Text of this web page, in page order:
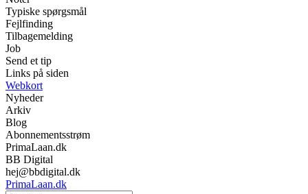
Typiske spørgsmål
Fejlfinding
Tilbagemelding
Job
Send et tip
Links på siden
Webkort
Nyheder
Arkiv
Blog
Abonnementsstrøm
PrimaLaan.dk
BB Digital
hej@bbdigital.dk
PrimaLaan.dk